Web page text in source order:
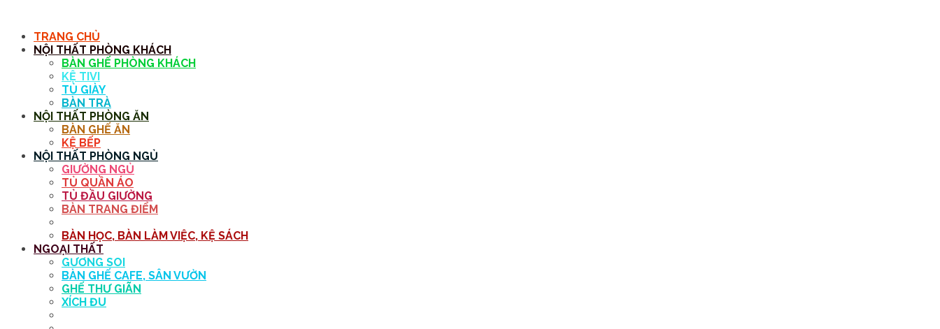
TRANG CHỦ
NỘI THẤT PHÒNG KHÁCH
BÀN GHẾ PHÒNG KHÁCH
KỆ TIVI
TỦ GIÀY
BÀN TRÀ
NỘI THẤT PHÒNG ĂN
BÀN GHẾ ĂN
KỆ BẾP
NỘI THẤT PHÒNG NGỦ
GIƯỜNG NGỦ
TỦ QUẦN ÁO
TỦ ĐẦU GIƯỜNG
BÀN TRANG ĐIỂM
BÀN HỌC, BÀN LÀM VIỆC, KỆ SÁCH
NGOẠI THẤT
GƯƠNG SOI
BÀN GHẾ CAFE, SÂN VƯỜN
GHẾ THƯ GIÃN
XÍCH ĐU